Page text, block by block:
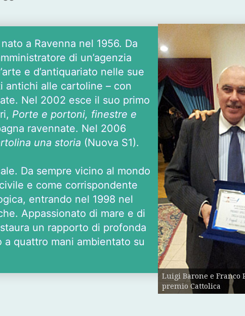
Luigi Barone e Franco
premio Cattolica
a Ravenna nel 1956. Da
di un’agenzia
e d’antiquariato nelle sue
antichi alle cartoline – con
Nel 2002 esce il suo primo
Porte e portoni, finestre e
ravennate. Nel 2006
una storia (Nuova S1).
Da sempre vicino al mondo
e come corrispondente
entrando nel 1998 nel
Appassionato di mare e di
un rapporto di profonda
quattro mani ambientato su